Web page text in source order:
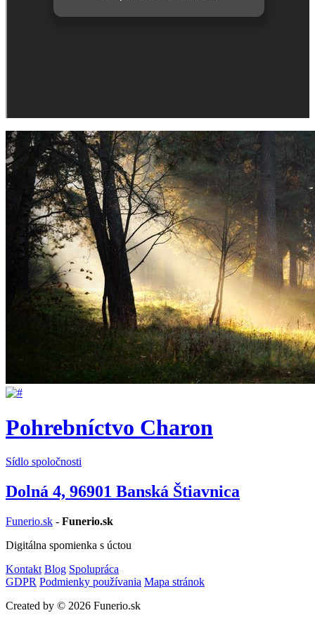
Pohrebníctvo Charon
Sídlo spoločnosti
Dolná 4, 96901 Banská Štiavnica
Funerio.sk - Funerio.sk
Digitálna spomienka s úctou
Kontakt Blog Spolupráca
GDPR Podmienky používania Mapa stránok
Created by © 2026 Funerio.sk